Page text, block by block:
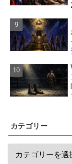
カテゴリー